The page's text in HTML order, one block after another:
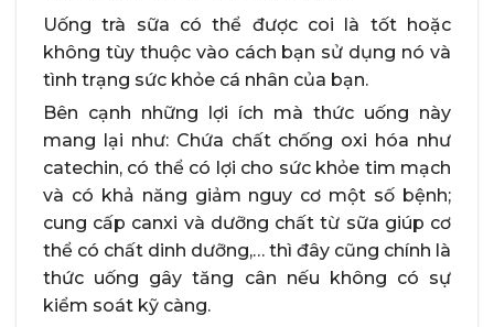
Uống trà sữa có thể được coi là tốt hoặc
không tùy thuộc vào cách bạn sử dụng nó và
tình trạng sức khỏe cá nhân của bạn.
Bên cạnh những lợi ích mà thức uống này
mang lại như: Chứa chất chống oxi hóa như
catechin, có thể có lợi cho sức khỏe tim mạch
và có khả năng giảm nguy cơ một số bệnh;
cung cấp canxi và dưỡng chất từ sữa giúp cơ
thể có chất dinh dưỡng,… thì đây cũng chính là
thức uống gây tăng cân nếu không có sự
kiểm soát kỹ càng.